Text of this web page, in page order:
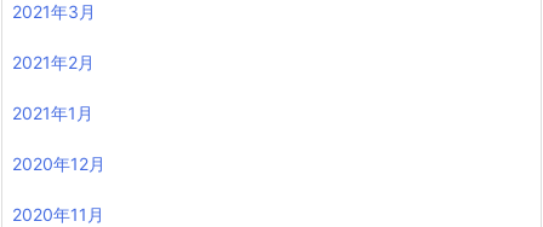
2021年3月
2021年2月
2021年1月
2020年12月
2020年11月